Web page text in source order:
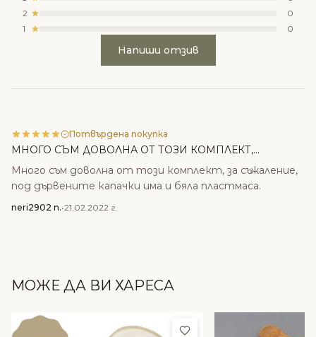
2
0
1
0
Напиши отзив
Потвърдена покупка
МНОГО СЪМ ДОВОЛНА ОТ ТОЗИ КОМПЛЕКТ,...
Много съм доволна от този комплект, за съжаление,
под дървените капачки има и бяла пластмаса.
neri2902 n.•21.02.2022 г.
МОЖЕ ДА ВИ ХАРЕСА
Добави в любими